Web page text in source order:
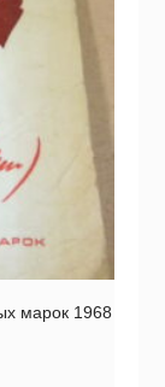
марок 1968